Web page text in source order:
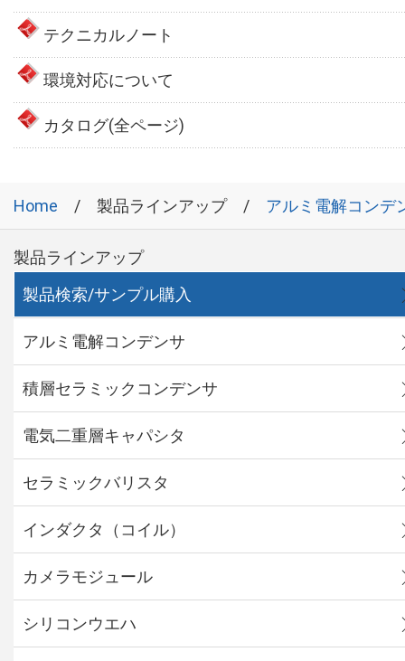
テクニカルノート
環境対応について
カタログ(全ページ)
Home 製品ラインアップ アルミ電解コンデ
製品ラインアップ
製品検索/サンプル購入
アルミ電解コンデンサ
積層セラミックコンデンサ
電気二重層キャパシタ
セラミックバリスタ
インダクタ（コイル）
カメラモジュール
シリコンウエハ